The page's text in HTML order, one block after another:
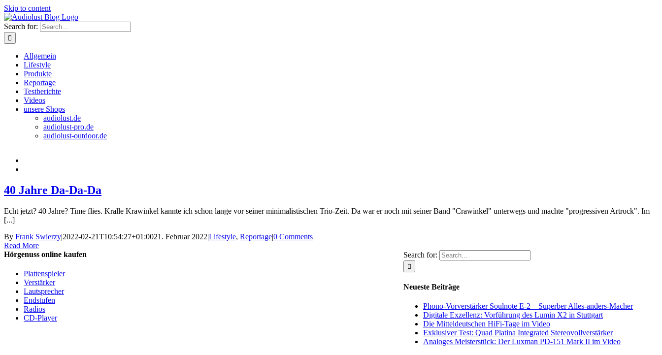
Skip to content
Search for:
Allgemein
Lifestyle
Produkte
Reportage
Testberichte
Videos
unsere Shops
audiolust.de
audiolust-pro.de
audiolust-outdoor.de
40 Jahre Da-Da-Da
Echt jetzt? 40 Jahre? Time flies. Kralle Krawinkel kannte ich schon lange vor seiner minimalistischen Trio-Zeit. Da war er noch mit seiner Band "Crawinkel" unterwegs und machte "progressiven Artrock". Im
[...]
By Frank Swierzy|2022-02-21T10:54:27+01:0021. Februar 2022|Lifestyle, Reportage|0 Comments
Read More
Search for:
Neueste Beiträge
Phono-Vorverstärker Soulnote E-2 – Superber Alles-anders-Macher
Digitale Exzellenz: Vorführung des Lumin X2 in Stuttgart
Die Mitteldeutschen HiFi-Tage im Video
Exklusiver Test: Quad Platina Integrated Stereovollverstärker
Analoges Meisterstück: Der Luxman PD-151 Mark II im Video
Hörgenuss online kaufen
Plattenspieler
Verstärker
Lautsprecher
Endstufen
Radios
CD-Player